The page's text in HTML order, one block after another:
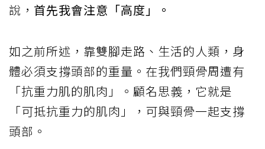
說， 首先我會注意「高度」。
如之前所述，靠雙腳走路、生活的人類，身
體必須支撐頭部的重量。在我們頸骨周遭有
「抗重力肌的肌肉」。顧名思義，它就是
「可抵抗重力的肌肉」，可與頸骨一起支撐
頭部。